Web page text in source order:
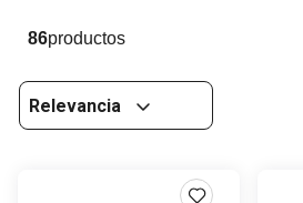
86
Relevancia